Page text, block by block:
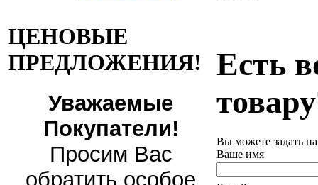
ЦЕНОВЫЕ
ПРЕДЛОЖЕНИЯ!
Уважаемые
Покупатели!
Просим Вас
обратить особое
Есть
Вы можете задать
Ваше имя